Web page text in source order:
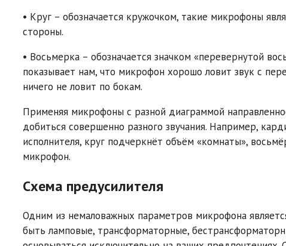
• Круг – обозначается кружочком, такие микрофоны
стороны.
• Восьмерка – обозначается значком «перевернутой
показывает нам, что микрофон хорошо ловит звук с
ничего не ловит по бокам.
Применяя микрофоны с разной диаграммой
добиться совершенно разного звучания. Например,
исполнителя, круг подчеркнёт объём «комнаты»,
микрофон.
Схема предусилителя
Одним из немаловажных параметров микрофона
быть ламповые, трансформаторные,